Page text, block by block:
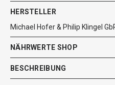
HERSTELLER
Michael Hofer & Philip Klingel
NÄHRWERTE SHOP
BESCHREIBUNG